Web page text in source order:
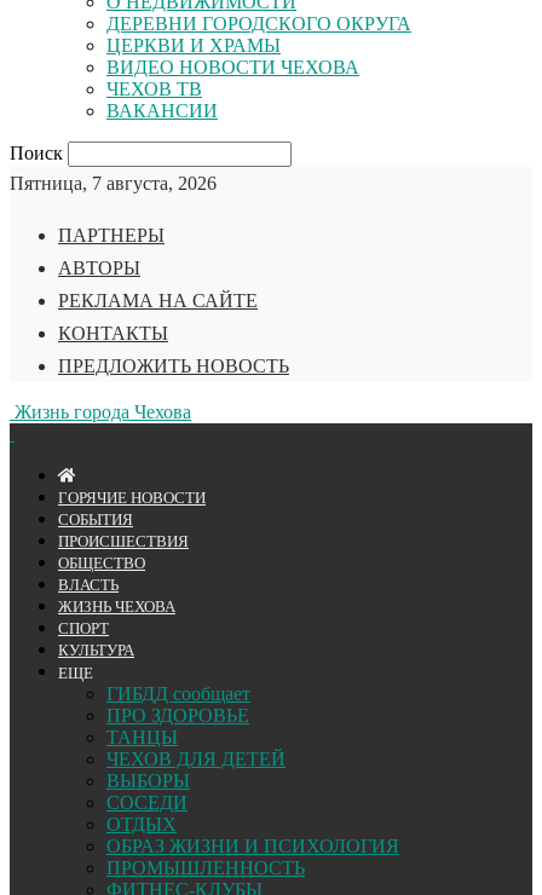
ДЕРЕВНИ ГОРОДСКОГО ОКРУГА
ЦЕРКВИ И ХРАМЫ
ВИДЕО НОВОСТИ ЧЕХОВА
ЧЕХОВ ТВ
ВАКАНСИИ
Поиск
Пятница, 7 августа, 2026
ПАРТНЕРЫ
АВТОРЫ
РЕКЛАМА НА САЙТЕ
КОНТАКТЫ
ПРЕДЛОЖИТЬ НОВОСТЬ
Жизнь города Чехова
ГОРЯЧИЕ НОВОСТИ
СОБЫТИЯ
ПРОИСШЕСТВИЯ
ОБЩЕСТВО
ВЛАСТЬ
ЖИЗНЬ ЧЕХОВА
СПОРТ
КУЛЬТУРА
ЕЩЕ
ГИБДД сообщает
ПРО ЗДОРОВЬЕ
ТАНЦЫ
ЧЕХОВ ДЛЯ ДЕТЕЙ
ВЫБОРЫ
СОСЕДИ
ОТДЫХ
ОБРАЗ ЖИЗНИ И ПСИХОЛОГИЯ
ПРОМЫШЛЕННОСТЬ
ФИТНЕС-КЛУБЫ